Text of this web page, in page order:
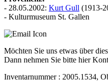
- 28.05.2002: Kurt Gull (1913-
- Kulturmuseum St. Gallen
Möchten Sie uns etwas über
Dann nehmen Sie bitte hier
Inventarnummer : 2005.1534,